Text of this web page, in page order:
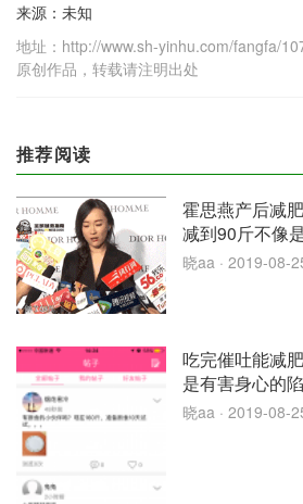
来源：未知
地址：http://www.sh-yinhu.com/fangfa/
原创作品，转载请注明出处
推荐阅读
霍思燕产后减
减到90斤不像
晓aa · 2019-08-
吃完催吐能减
是有害身心的
晓aa · 2019-08-